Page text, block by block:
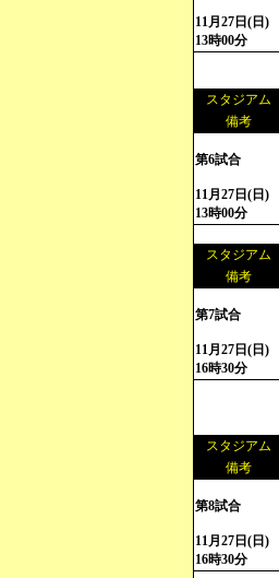
11月27日(日)
13時00分
スタジアム
備考
第6試合
11月27日(日)
13時00分
スタジアム
備考
第7試合
11月27日(日)
16時30分
スタジアム
備考
第8試合
11月27日(日)
16時30分